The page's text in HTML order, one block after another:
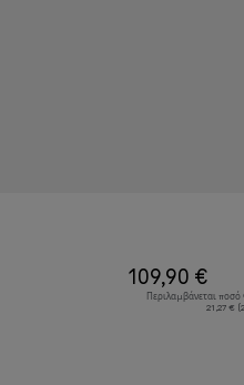
109,90 €
Περιλαμβάνεται
21,27 €